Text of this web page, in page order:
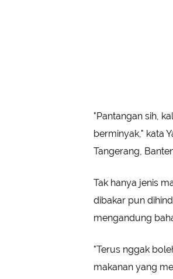
"Pantangan sih,
berminyak," kata
Tangerang,
Tak hanya jenis
dibakar pun
mengandung
"Terus nggak
makanan yang